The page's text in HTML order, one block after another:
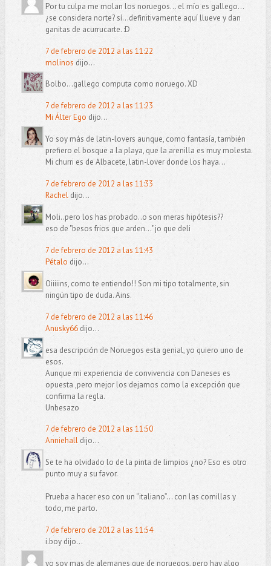
Por tu culpa me molan los noruegos... el mío es gallego...
¿se considera norte? sí...definitivamente aquí llueve y dan
ganitas de acurrucarte. :D
7 de febrero de 2012 a las 11:22
molinos dijo...
Bolbo...gallego computa como noruego. XD
7 de febrero de 2012 a las 11:23
Mi Álter Ego dijo...
Yo soy más de latin-lovers aunque, como fantasía, también
prefiero el bosque a la playa, que la arenilla es muy molesta.
Mi churri es de Albacete, latin-lover donde los haya...
7 de febrero de 2012 a las 11:33
Racheldijo...
Moli..pero los has probado..o son meras hipótesis??
eso de "besos frios que arden..." jo que deli
7 de febrero de 2012 a las 11:43
Pétalo dijo...
Oiiiiins, como te entiendo!! Son mi tipo totalmente, sin
ningún tipo de duda. Ains.
7 de febrero de 2012 a las 11:46
Anusky66dijo...
esa descripción de Noruegos esta genial, yo quiero uno de
esos.
Aunque mi experiencia de convivencia con Daneses es
opuesta ,pero mejor los dejamos como la excepción que
confirma la regla.
Unbesazo
7 de febrero de 2012 a las 11:50
Anniehalldijo...
Se te ha olvidado lo de la pinta de limpios ¿no? Eso es otro
punto muy a su favor.
Prueba a hacer eso con un “italiano”… con las comillas y
todo, me parto.
7 de febrero de 2012 a las 11:54
i.boy dijo...
yo soy mas de alemanes que de noruegos, pero hay algo